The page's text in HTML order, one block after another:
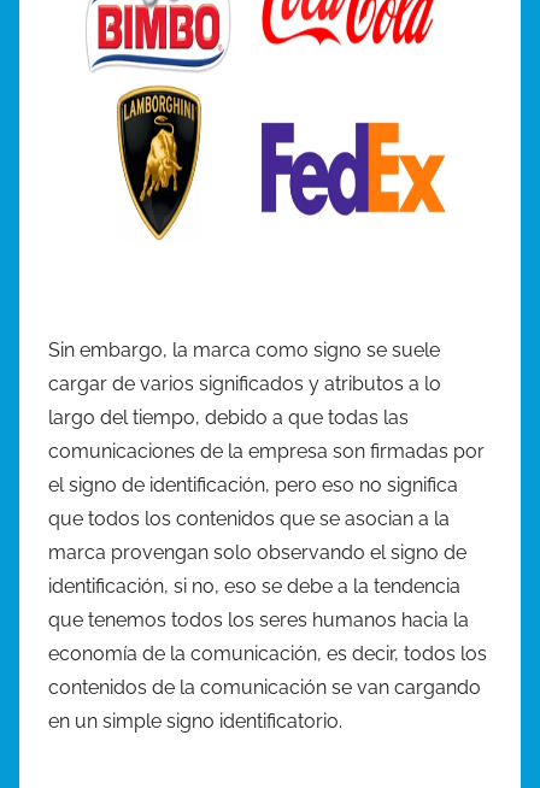
Sin embargo, la marca como signo se suele
cargar de varios significados y atributos a lo
largo del tiempo, debido a que todas las
comunicaciones de la empresa son firmadas por
el signo de identificación, pero eso no significa
que todos los contenidos que se asocian a la
marca provengan solo observando el signo de
identificación, si no, eso se debe a la tendencia
que tenemos todos los seres humanos hacia la
economía de la comunicación, es decir, todos los
contenidos de la comunicación se van cargando
en un simple signo identificatorio.